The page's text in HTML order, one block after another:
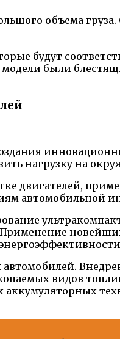
объема
будут
модели были
нагрузку на
двигателей,
автомобильной
видов
аккумуляторных